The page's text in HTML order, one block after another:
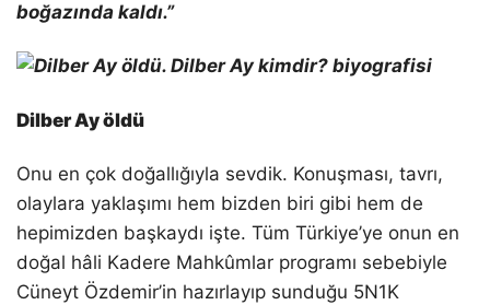
boğazında kaldı.”
Dilber Ay öldü
Onu en çok doğallığıyla sevdik. Konuşması, tavrı,
olaylara yaklaşımı hem bizden biri gibi hem de
hepimizden başkaydı işte. Tüm Türkiye’ye onun en
doğal hâli Kadere Mahkûmlar programı sebebiyle
Cüneyt Özdemir’in hazırlayıp sunduğu 5N1K